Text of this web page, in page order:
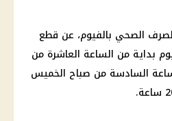
الصحي بالفيوم، عن قطع
بداية من الساعة العاشرة من
السادسة من صباح الخميس